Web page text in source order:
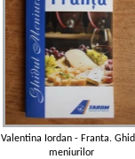
Valentina Iordan - Franta.
meniurilor